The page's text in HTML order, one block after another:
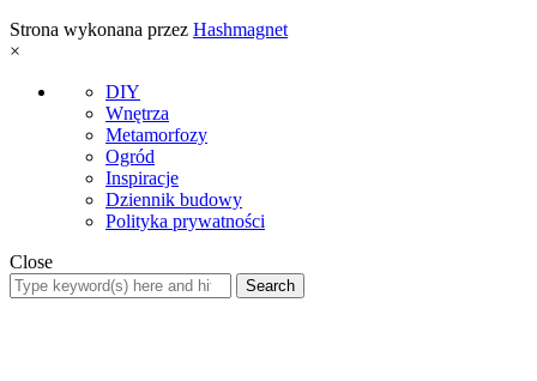
Strona wykonana przez Hashmagnet
×
DIY
Wnętrza
Metamorfozy
Ogród
Inspiracje
Dziennik budowy
Polityka prywatności
Close